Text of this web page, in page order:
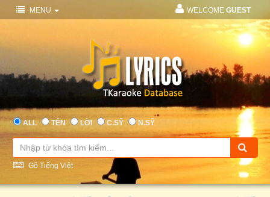
MENU WELCOME GUEST
ALL TÊN LỜI C.SỸ N.SỸ
Gõ Tiếng Việt